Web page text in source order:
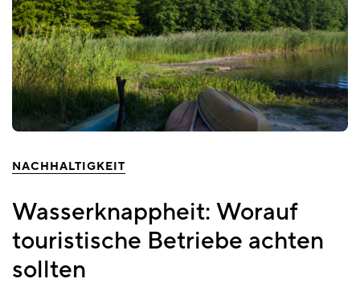
NACHHALTIGKEIT
Wasserknappheit: Worauf
touristische Betriebe achten
sollten